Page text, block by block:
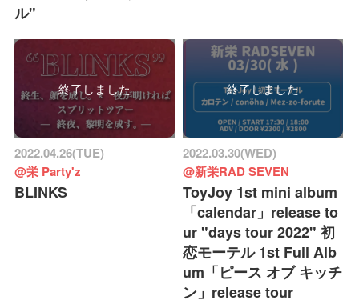
ル"
終了しました
2022.04.26(TUE)
@栄 Party'z
BLINKS
終了しました
2022.03.30(WED)
@新栄RAD SEVEN
ToyJoy 1st mini album
「calendar」release to
ur "days tour 2022" 初
恋モーテル 1st Full Alb
um「ピース オブ キッチ
ン」release tour